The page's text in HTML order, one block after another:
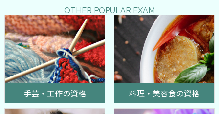
OTHER POPULAR EXAM
手芸・工作の資格 料理・美容食の資格